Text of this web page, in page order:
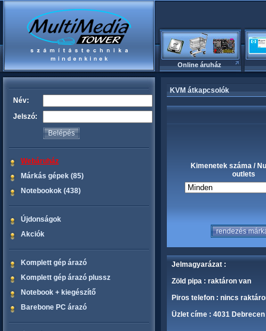
Online áruház
Név:
Jelszó:
Webáruház
Márkás gépek (85)
Notebookok (438)
Újdonságok
Akciók
Komplett gép árazó
Komplett gép árazó plussz
Notebook + kiegészítő
Barebone PC árazó
KVM átkapcsolók
Kimenetek száma /
outlets
Jelmagyarázat :
Zöld pipa : raktáron van
Piros telefon : nincs
Üzlet címe : 4031